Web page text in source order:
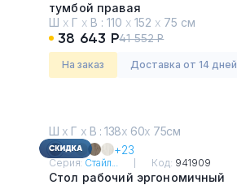
тумбой правая
Акация Лорка
Ш х Г х В : 110 х 152 х 75 см
38 643 Р41 552 Р
На заказ Доставка от 14 дней
Ш х Г х В : 138х 60х 75см
+23
Серия: Стайл... Код: 941909
Стол рабочий эргономичный